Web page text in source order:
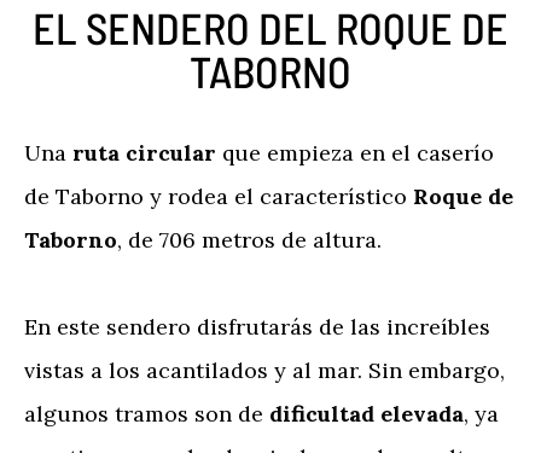
EL SENDERO DEL ROQUE DE
TABORNO
Una ruta circular que empieza en el caserío
de Taborno y rodea el característico Roque de
Taborno, de 706 metros de altura.
En este sendero disfrutarás de las increíbles
vistas a los acantilados y al mar. Sin embargo,
algunos tramos son de dificultad elevada, ya